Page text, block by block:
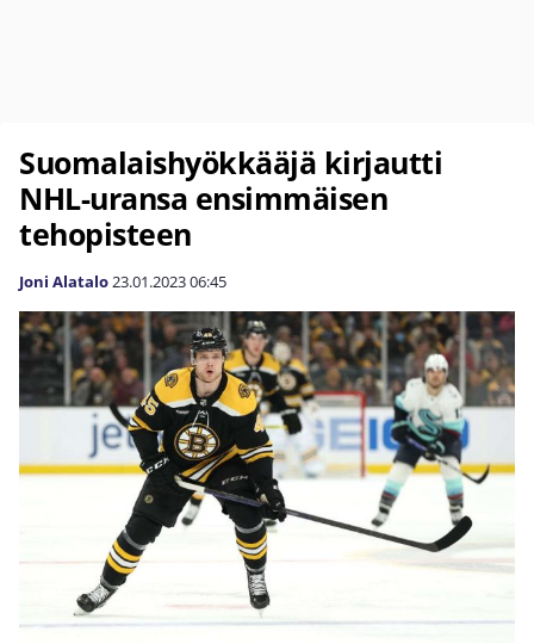
Suomalaishyökkääjä kirjautti
NHL-uransa ensimmäisen
tehopisteen
Joni Alatalo23.01.202306:45